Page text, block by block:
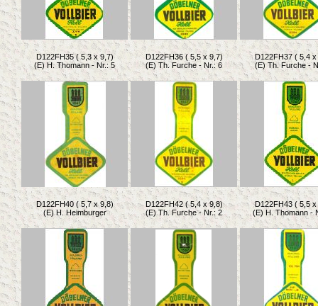
D122FH35 ( 5,3 x 9,7)
(E) H. Thomann - Nr.: 5
D122FH36 ( 5,5 x 9,7)
(E) Th. Furche - Nr.: 6
D122FH37 ( 5,4 x
(E) Th. Furche -
D122FH40 ( 5,7 x 9,8)
(E) H. Heimburger
D122FH42 ( 5,4 x 9,8)
(E) Th. Furche - Nr.: 2
D122FH43 ( 5,5 x
(E) H. Thomann -